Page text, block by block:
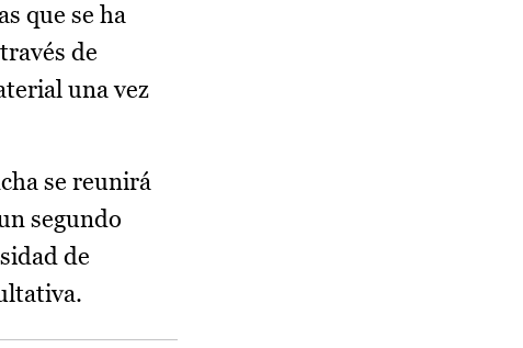
que se ha
de
una vez
se reunirá
segundo
de